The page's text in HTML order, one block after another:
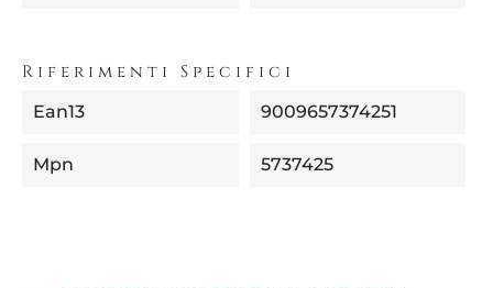
Riferimenti Specifici
Ean13 9009657374251
Mpn 5737425